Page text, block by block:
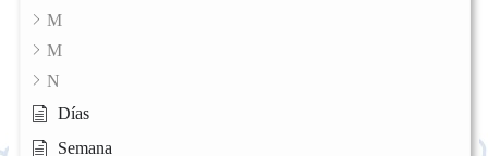
M
M
N
Días
Semana